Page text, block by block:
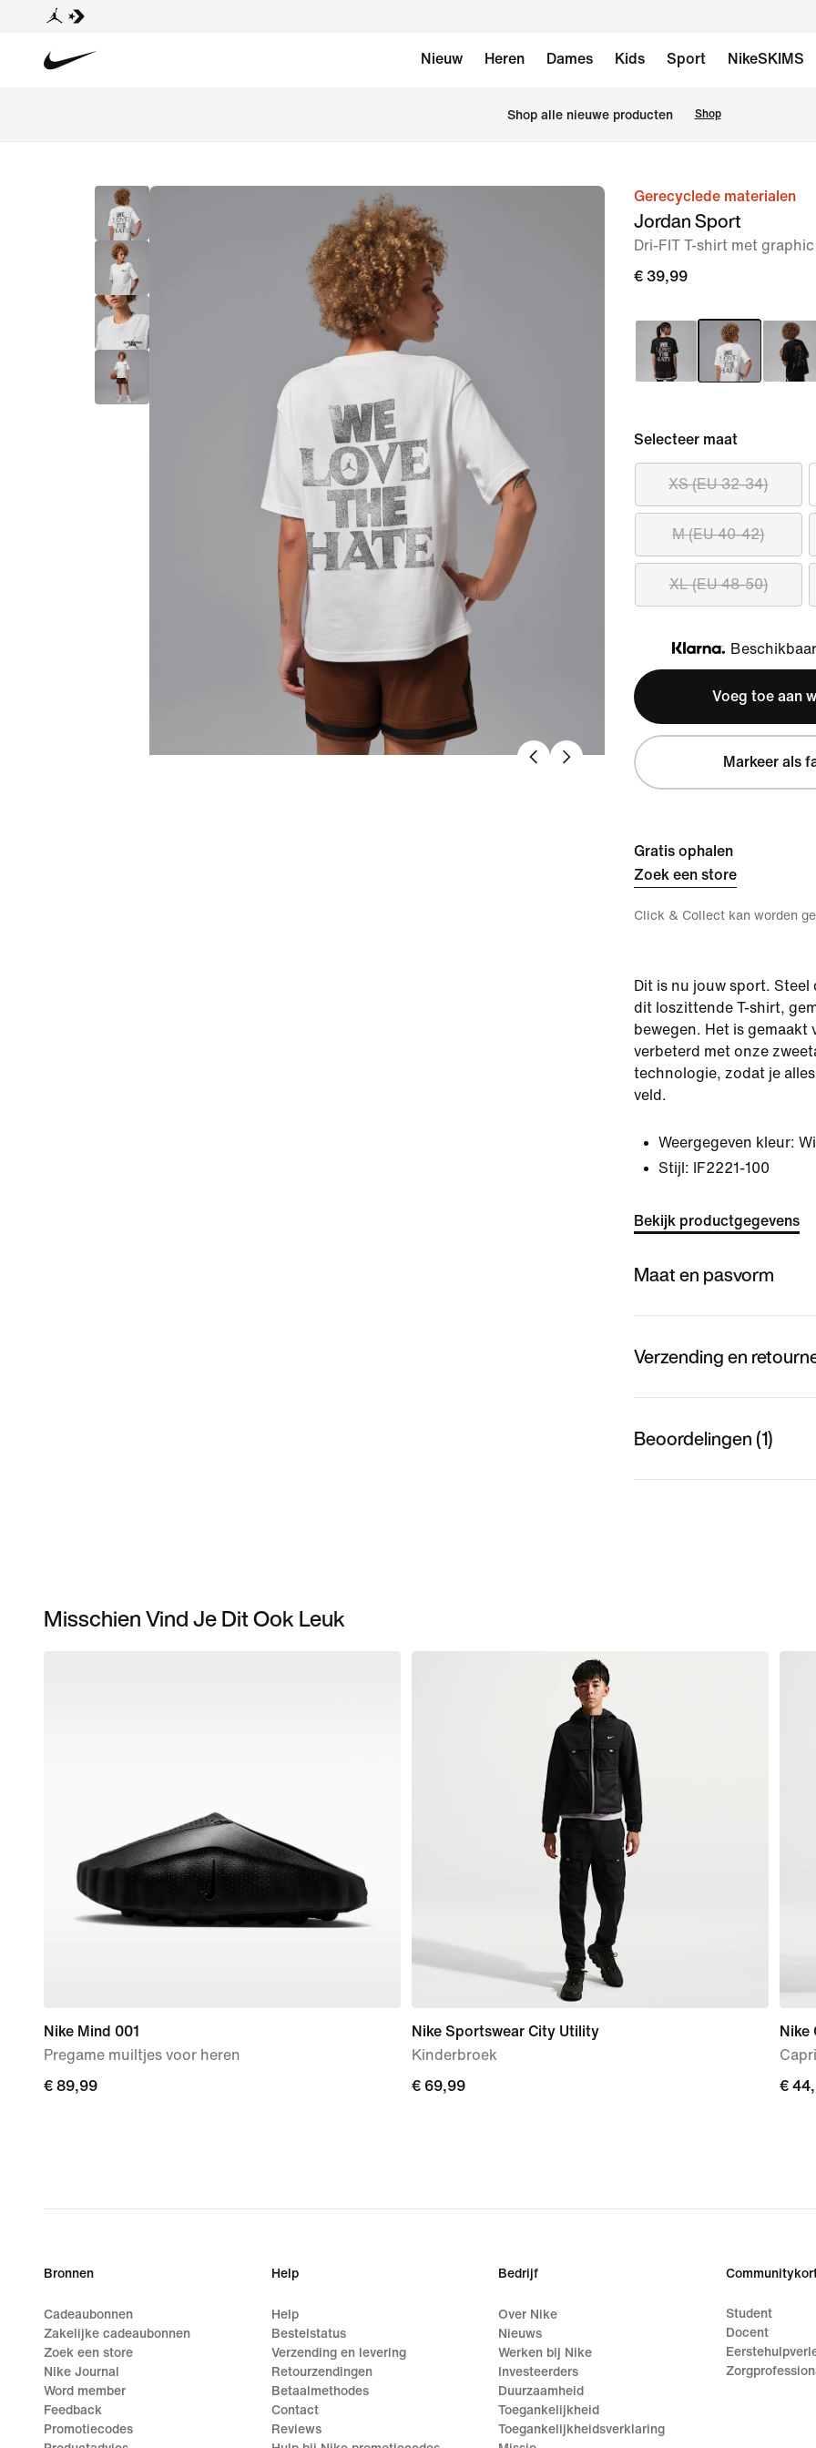
Nieuw Heren Dames Kids Sport NikeSKIMS
Shop alle nieuwe producten Shop
afbeelding
Gerecyclede materialen
Jordan Sport
Dri-FIT T-shirt met
€ 39,99
Selecteer maat
XS (EU 32-34)
M (EU 40-42)
XL (EU 48-50)
Klarna
Voeg toe aan
Markeer als
Gratis ophalen
Zoek een store
Click & Collect kan worden
Dit is nu jouw sport. Steel
dit loszittende T-shirt,
bewegen. Het is gemaakt
verbeterd met onze
technologie, zodat je
veld.
Weergegeven kleur:
Stijl:
IF2221-100
Bekijk productgegevens
Maat en pasvorm
Verzending en
Beoordelingen (1)
Misschien Vind Je Dit Ook Leuk
Nike Mind 001
Pregame muiltjes voor heren
€ 89,99
€ 89,99
Nike Sportswear City Utility
Kinderbroek
€ 69,99
€ 69,99
Nike
€
€
Bronnen
Cadeaubonnen
Zakelijke cadeaubonnen
Zoek een store
Nike Journal
Word member
Feedback
Promotiecodes
Help
Help
Bestelstatus
Verzending en levering
Retourzendingen
Betaalmethodes
Contact
Reviews
Bedrijf
Over Nike
Nieuws
Werken bij Nike
Investeerders
Duurzaamheid
Toegankelijkheid
Toegankelijkheidsverklaring
Student
Docent